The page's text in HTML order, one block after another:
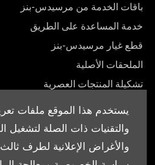
يستخدم هذا الموقع ملفات
والتقنيات ذات الصلة لتشغيل
والأغراض الإعلانية لطرف
باقات الخدمة من مرسيدس-بنز
خدمة المساعدة على الطريق
قطع غيار مرسيدس-بنز
الملحقات الأصلية
تشكيلة المنتجات العصرية